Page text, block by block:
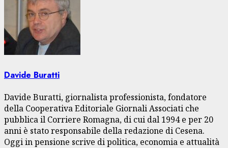
Davide Buratti
Davide Buratti, giornalista professionista, fondatore
della Cooperativa Editoriale Giornali Associati che
pubblica il Corriere Romagna, di cui dal 1994 e per 20
anni è stato responsabile della redazione di Cesena.
Oggi in pensione scrive di politica, economia e attualità